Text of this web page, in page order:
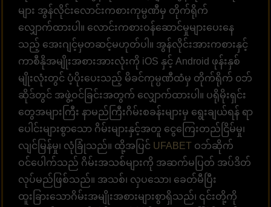
များ အွန်လိုင်းလောင်းကစားကုမ္ပဏီမှ တိုက်ရိုက်
လျှောက်ထားပါ။ လောင်းကစားဝန်ဆောင်မှုများပေးနေ
သည့် အေးဂျင့်မှတဆင့်မဟုတ်ပါ။ အွန်လိုင်းအားကစားနှင့်
ကာစီနိုအမျိုးအစားအားလုံးကို iOS နှင့် Android ဖုန်းနှစ်
မျိုးလုံးတွင် ပံ့ပိုးပေးသည့် မိခင်ကုမ္ပဏီထံမှ တိုက်ရိုက် ၀ဘ်
ဆိုဒ်တွင် အဖွဲ့ဝင်ခြင်းအတွက် လျှောက်ထားပါ။ ပရိုမိုးရှင်း
တွေအများကြီး နာမည်ကြီးဂိမ်းစခန်းများမှ ရွေးချယ်ရန် ရာ
ပေါင်းများစွာသော ဂိမ်းများနှင့်အတူ ငွေကြေးတည်ငြိမ်မှု၊
လျင်မြန်မှု၊ လုံခြုံသည်။ ထို့အပြင် UFABET ဝဘ်ဆိုက်
ဝင်ပေါက်သည် ဂိမ်းအသစ်များကို အဆက်မပြတ် အပ်ဒိတ်
လုပ်မည်ဖြစ်သည်။ အသစ်၊ လှပသော၊ ခေတ်မီပြီး
ထူးခြားသောဂိမ်းအမျိုးအစားများစွာရှိသည်၊ ၎င်းတို့ကို